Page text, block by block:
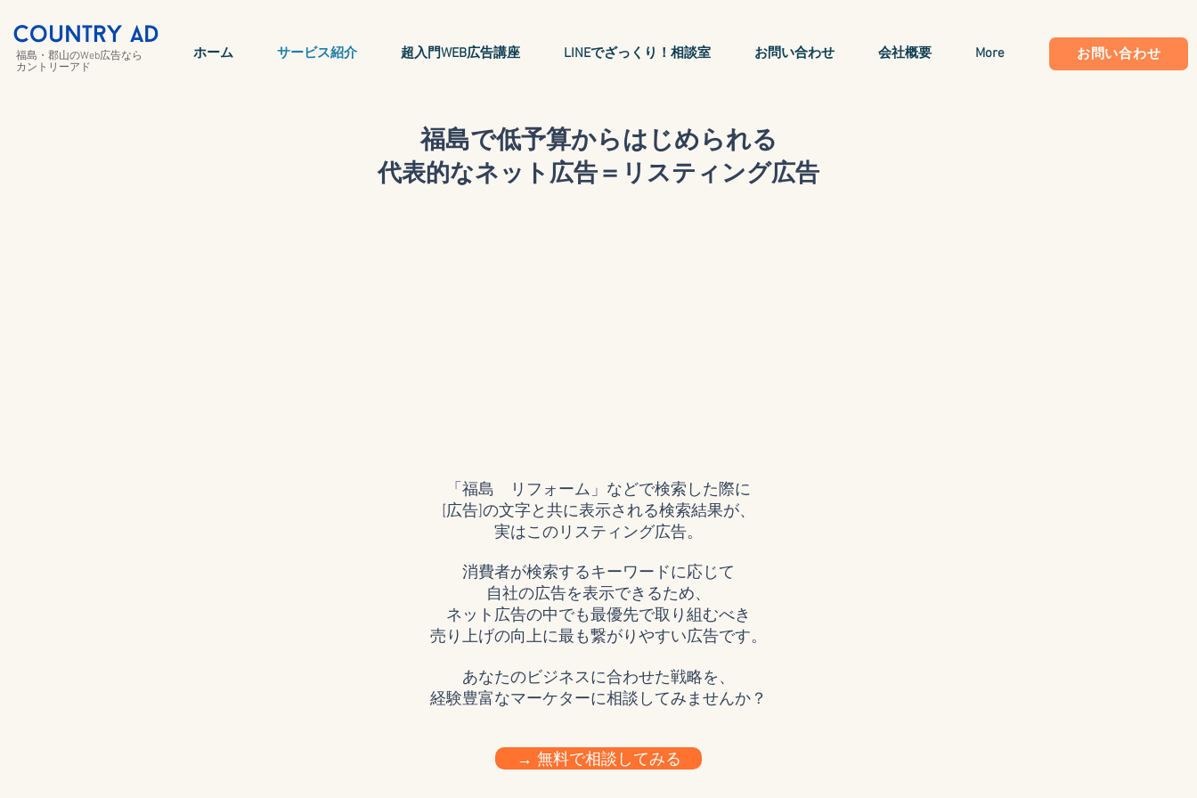
福島・郡山のWeb広告なら
カントリーアド
ホーム サービス紹介 超入門WEB広告講座 LINEでざっくり！相談室 お問い合わせ 会社概要 More お問い合わせ
福島で低予算からはじめられる
代表的なネット広告＝リスティング広告
「福島 リフォーム」などで検索した際に
[広告]の文字と共に表示される検索結果が、
実はこのリスティング広告。
消費者が検索するキーワードに応じて
自社の広告を表示できるため、
ネット広告の中でも最優先で取り組むべき
売り上げの向上に最も繋がりやすい広告です。
​あなたのビジネスに合わせた戦略を、
​経験豊富なマーケターに相談してみませんか？
→ 無料で相談してみる